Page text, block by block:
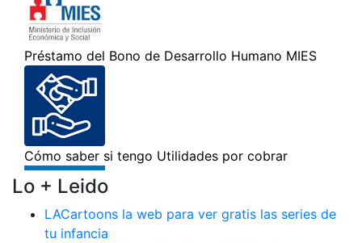
Lo + Leido
LACartoons la web para ver gratis las series de
tu infancia